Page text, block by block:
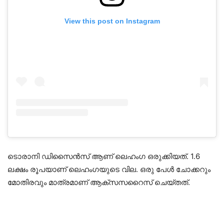
View this post on Instagram
ടൊരാനി ഡിസൈന്‍സ് ആണ് ലെഹംഗ ഒരുക്കിയത്. 1.6
ലക്ഷം രൂപയാണ് ലെഹംഗയുടെ വില. ഒരു പേൾ ചോക്കറും
മോതിരവും മാത്രമാണ് ആക്സസറൈസ് ചെയ്തത്.